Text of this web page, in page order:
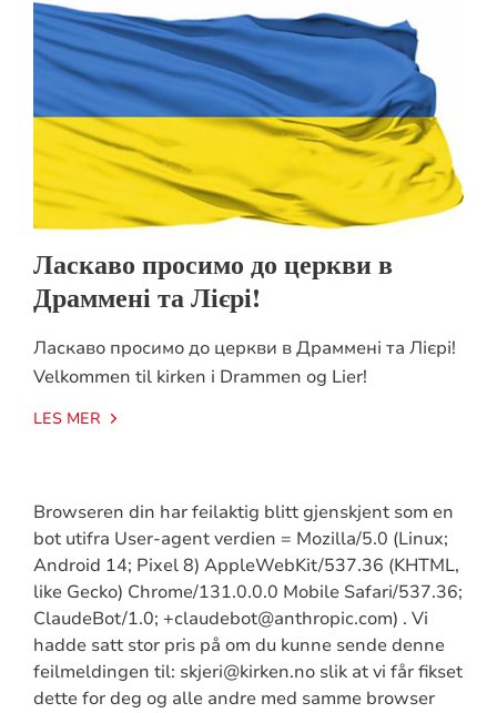
Ласкаво просимо до церкви в
Драммені та Лієрі!
Ласкаво просимо до церкви в Драммені та Лієрі!
Velkommen til kirken i Drammen og Lier!
LES MER
Browseren din har feilaktig blitt gjenskjent som en
bot utifra User-agent verdien = Mozilla/5.0 (Linux;
Android 14; Pixel 8) AppleWebKit/537.36 (KHTML,
like Gecko) Chrome/131.0.0.0 Mobile Safari/537.36;
ClaudeBot/1.0; +claudebot@anthropic.com) . Vi
hadde satt stor pris på om du kunne sende denne
feilmeldingen til: skjeri@kirken.no slik at vi får fikset
dette for deg og alle andre med samme browser